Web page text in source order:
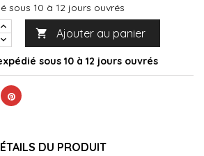
sous 10 à 12 jours ouvrés
 Ajouter au panier
sous 10 à 12 jours ouvrés
DU PRODUIT